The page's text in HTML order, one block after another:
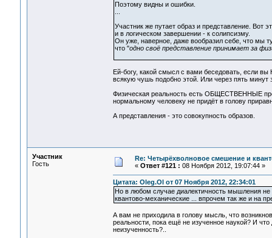
Поэтому видны и ошибки.
Участник же путает образ и представление. Вот
и в логическом завершении - к солипсизму.
Он уже, наверное, даже вообразил себе, что мы
что "одно своё представление принимает за
Ей-богу, какой смысл с вами беседовать, если
всякую чушь подобно этой. Или через пять
Физическая реальность есть ОБЩЕСТВЕННЫЕ
нормальному человеку не придёт в голову
А представления - это совокупность образов.
Участник
Гость
Re: Четырёхволновое смешение и
« Ответ #121 : 08 Ноября 2012, 19:07:44 »
Цитата: Oleg.Ol от 07 Ноября 2012, 22:34:01
Но в любом случае диалектичность мышления не
квантово-механические ... впрочем так же и на
А вам не приходила в голову мысль, что
реальности, пока ещё не изученное наукой? И
неизученность?..